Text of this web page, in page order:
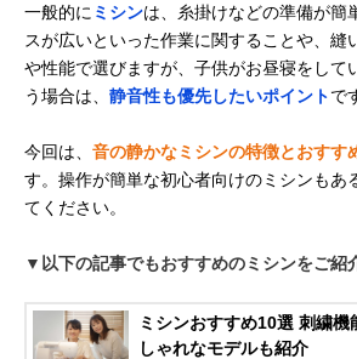
一般的に ミシンは、糸掛けなどの準備が簡
スが広いといった作業に関することや、縫
や性能で選びますが、子供がお昼寝をして
う場合は、 静音性も優先したいポイントで
今回は、 音の静かなミシンの特徴とおすす
す。操作が簡単な初心者向けのミシンもあ
てください。
▼以下の記事でもおすすめのミシンをご紹
ミシンおすすめ10選 刺繍
しゃれなモデルも紹介